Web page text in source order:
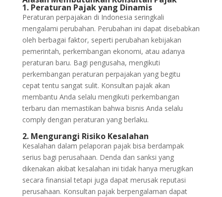
1. Peraturan Pajak yang Dinamis
Peraturan perpajakan di Indonesia seringkali
mengalami perubahan. Perubahan ini dapat disebabkan
oleh berbagai faktor, seperti perubahan kebijakan
pemerintah, perkembangan ekonomi, atau adanya
peraturan baru. Bagi pengusaha, mengikuti
perkembangan peraturan perpajakan yang begitu
cepat tentu sangat sulit. Konsultan pajak akan
membantu Anda selalu mengikuti perkembangan
terbaru dan memastikan bahwa bisnis Anda selalu
comply dengan peraturan yang berlaku.
2. Mengurangi Risiko Kesalahan
Kesalahan dalam pelaporan pajak bisa berdampak
serius bagi perusahaan. Denda dan sanksi yang
dikenakan akibat kesalahan ini tidak hanya merugikan
secara finansial tetapi juga dapat merusak reputasi
perusahaan. Konsultan pajak berpengalaman dapat